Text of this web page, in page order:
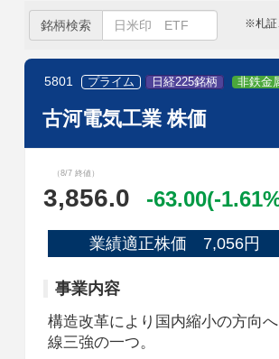
銘柄検索 ※札証
5801 プライム 日経225銘柄 非鉄金
古河電気工業 株価
（8/7 終値）
3,856.0 -63.00(-
業績適正株価 7,056円
事業内容
構造改革により国内縮小の方向
線三強の一つ。